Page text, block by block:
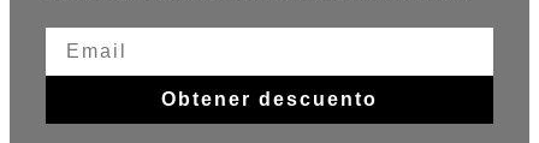
Obtener descuento